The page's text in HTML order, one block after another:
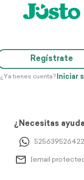
Regístrate
¿Ya tienes cuenta? Iniciar
¿Necesitas
525639526422
[email